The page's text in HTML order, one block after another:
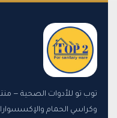
توب تو للأدوات الصحية —
وكراسي الحمام